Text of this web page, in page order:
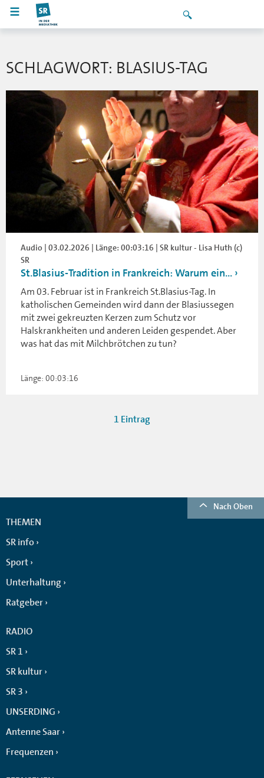
SCHLAGWORT: BLASIUS-TAG
Audio | 03.02.2026 | Länge: 00:03:16 | SR kultur - Lisa Huth (c)
SR
St.Blasius-Tradition in Frankreich: Warum ein...
Am 03. Februar ist in Frankreich St.Blasius-Tag. In
katholischen Gemeinden wird dann der Blasiussegen
mit zwei gekreuzten Kerzen zum Schutz vor
Halskrankheiten und anderen Leiden gespendet. Aber
was hat das mit Milchbrötchen zu tun?
Länge: 00:03:16
1 Eintrag
Nach Oben
THEMEN
SR info
Sport
Unterhaltung
Ratgeber
RADIO
SR 1
SR kultur
SR 3
UNSERDING
Antenne Saar
Frequenzen